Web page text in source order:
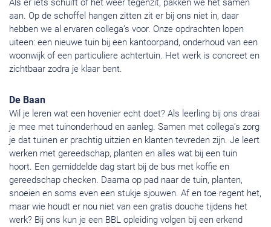
Als er iets schuift of het weer tegenzit, pakken we het samen
aan. Op de schoffel hangen zitten zit er bij ons niet in, daar
hebben we al ervaren collega’s voor. Onze opdrachten lopen
uiteen: een nieuwe tuin bij een kantoorpand, onderhoud van een
woonwijk of een particuliere achtertuin. Het werk is concreet en
zichtbaar zodra je klaar bent.
De Baan
Wil je leren wat een hovenier echt doet? Als leerling bij ons draai
je mee met tuinonderhoud en aanleg. Samen met collega’s zorg
je dat tuinen er prachtig uitzien en klanten tevreden zijn. Je leert
werken met gereedschap, planten en alles wat bij een tuin
hoort. Een gemiddelde dag start bij de bus met koffie en
gereedschap checken. Daarna op pad naar de tuin, planten,
snoeien en soms even een stukje sjouwen. Af en toe regent het,
maar wie houdt er nou niet van een gratis douche tijdens het
werk? Bij ons kun je een BBL opleiding volgen bij een erkend